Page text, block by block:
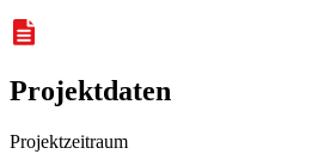
Projektdaten
Projektzeitraum